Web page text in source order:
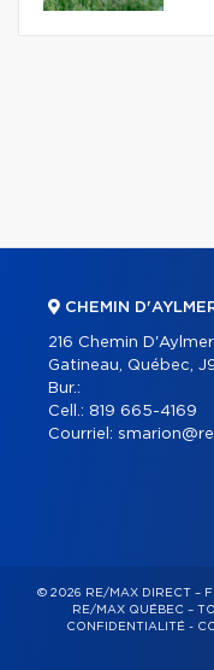
CHEMIN
216 Chemin D'Aylmer
Gatineau, Québec,
Bur.:
Cell.: 819 665-4169
Courriel:
© 2026 RE/MAX DIRECT –
RE/MAX QUÉBEC –
CONFIDENTIALITÉ-